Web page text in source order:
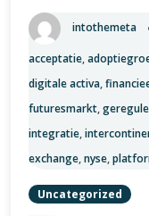
intothemeta
acceptatie,
digitale activa,
futuresmarkt,
integratie,
exchange,nyse,
Uncategorized